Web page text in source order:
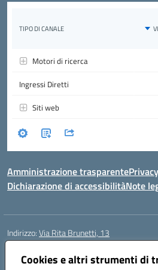
Cookies e altri strumenti di
Amministrazione trasparente
Dichiarazione di accessibilitàNote
Indirizzo:Via Rita Brunetti, 13
Centralino:
Posta elettronica certificata (PEC):